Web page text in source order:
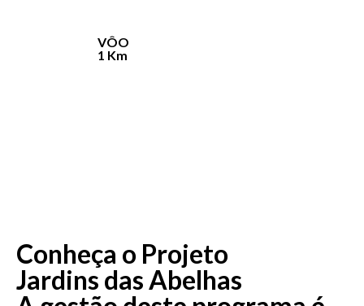
VÔO
1 Km
Conheça o Projeto
Jardins das Abelhas